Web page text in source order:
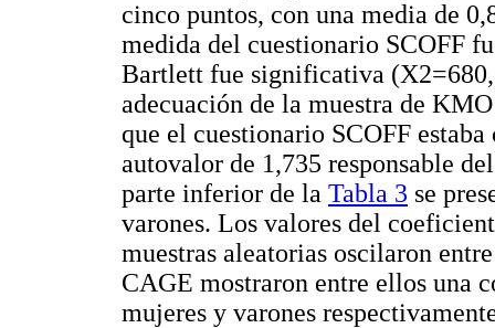
cinco puntos, con una media de
medida del cuestionario SCOFF
Bartlett fue significativa
adecuación de la muestra de
que el cuestionario SCOFF
autovalor de 1,735 responsable
parte inferior de la Tabla 3 se
varones. Los valores del
muestras aleatorias oscilaron
CAGE mostraron entre ellos una
mujeres y varones